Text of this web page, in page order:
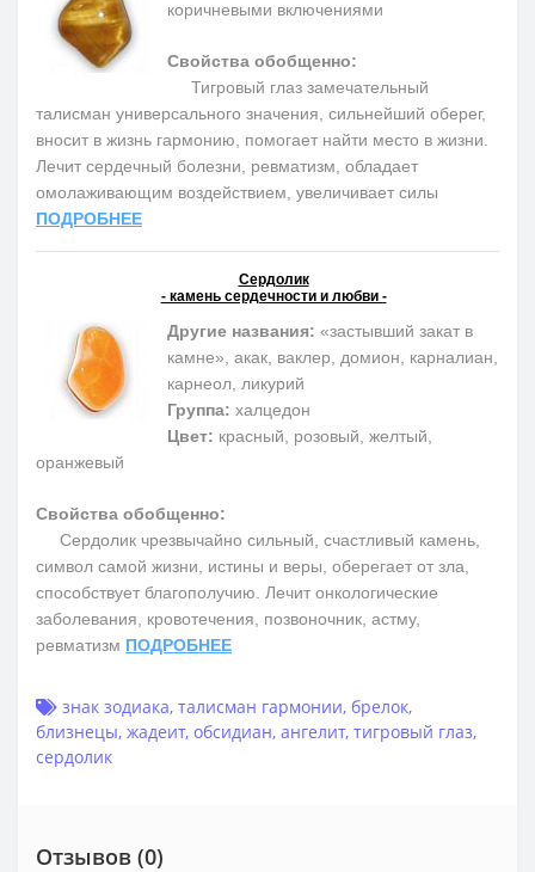
коричневыми включениями
Свойства обобщенно:
Тигровый глаз замечательный
талисман универсального значения, сильнейший оберег,
вносит в жизнь гармонию, помогает найти место в жизни.
Лечит сердечный болезни, ревматизм, обладает
омолаживающим воздействием, увеличивает силы
ПОДРОБНЕЕ
Сердолик
- камень сердечности и любви -
Другие названия: «застывший закат в
камне», акак, ваклер, домион, карналиан,
карнеол, ликурий
Группа: халцедон
Цвет: красный, розовый, желтый,
оранжевый
Свойства обобщенно:
Сердолик чрезвычайно сильный, счастливый камень,
символ самой жизни, истины и веры, оберегает от зла,
способствует благополучию. Лечит онкологические
заболевания, кровотечения, позвоночник, астму,
ревматизм ПОДРОБНЕЕ
знак зодиака, талисман гармонии, брелок,
близнецы, жадеит, обсидиан, ангелит, тигровый глаз,
сердолик
Отзывов (0)